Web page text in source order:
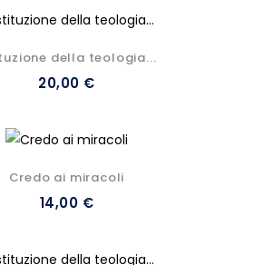
della teologia...
20,00 €
Credo ai miracoli
14,00 €